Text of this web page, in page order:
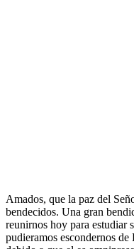
Amados, que la paz del
bendecidos. Una gran
reunirnos hoy para estudiar
pudieramos escondernos